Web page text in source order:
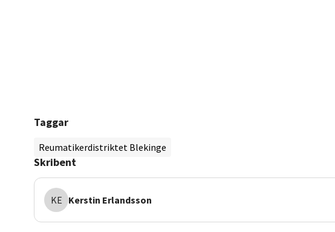
Taggar
Reumatikerdistriktet Blekinge
Skribent
KE Kerstin Erlandsson